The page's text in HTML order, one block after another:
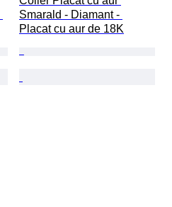
Smarald - Diamant -
Placat cu aur de 18K